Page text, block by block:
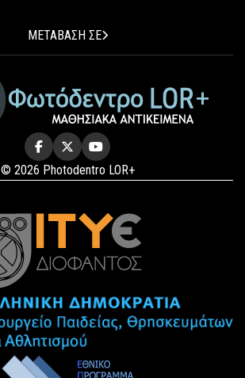
ΜΕΤΑΒΑΣΗ ΣΕ
© 2026 Photodentro LOR+